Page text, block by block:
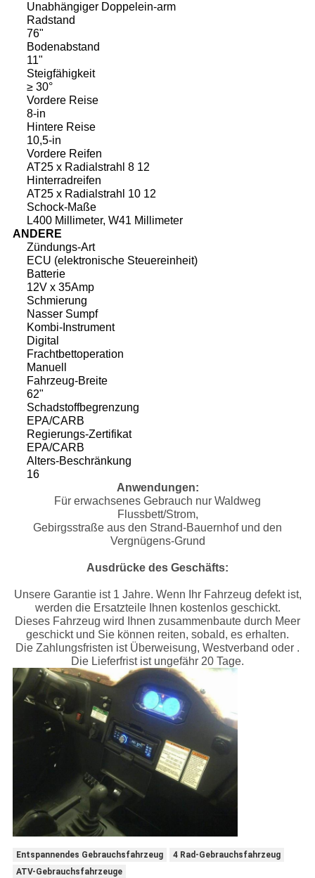
Unabhängiger Doppelein-arm
Radstand
76"
Bodenabstand
11"
Steigfähigkeit
≥ 30°
Vordere Reise
8-in
Hintere Reise
10,5-in
Vordere Reifen
AT25 x Radialstrahl 8 12
Hinterradreifen
AT25 x Radialstrahl 10 12
Schock-Maße
L400 Millimeter, W41 Millimeter
ANDERE
Zündungs-Art
ECU (elektronische Steuereinheit)
Batterie
12V x 35Amp
Schmierung
Nasser Sumpf
Kombi-Instrument
Digital
Frachtbettoperation
Manuell
Fahrzeug-Breite
62"
Schadstoffbegrenzung
EPA/CARB
Regierungs-Zertifikat
EPA/CARB
Alters-Beschränkung
16
Anwendungen:
Für erwachsenes Gebrauch nur Waldweg
Flussbett/Strom,
Gebirgsstraße aus den Strand-Bauernhof und den
Vergnügens-Grund
Ausdrücke des Geschäfts:
Unsere Garantie ist 1 Jahre. Wenn Ihr Fahrzeug defekt ist,
werden die Ersatzteile Ihnen kostenlos geschickt.
Dieses Fahrzeug wird Ihnen zusammenbaute durch Meer
geschickt und Sie können reiten, sobald, es erhalten.
Die Zahlungsfristen ist Überweisung, Westverband oder .
Die Lieferfrist ist ungefähr 20 Tage.
Entspannendes Gebrauchsfahrzeug
4 Rad-Gebrauchsfahrzeug
ATV-Gebrauchsfahrzeuge